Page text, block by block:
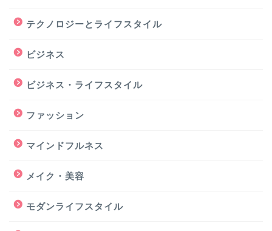
テクノロジーとライフスタイル
ビジネス
ビジネス・ライフスタイル
ファッション
マインドフルネス
メイク・美容
モダンライフスタイル